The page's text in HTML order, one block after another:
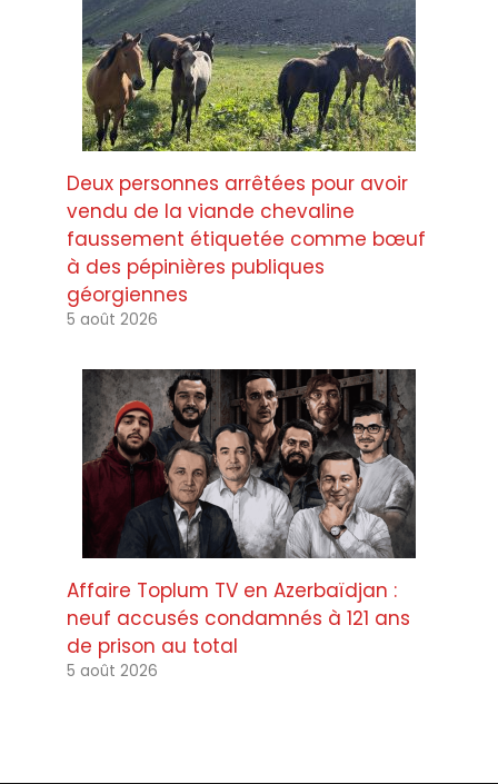
Deux personnes arrêtées pour avoir
vendu de la viande chevaline
faussement étiquetée comme bœuf
à des pépinières publiques
géorgiennes
5 août 2026
Affaire Toplum TV en Azerbaïdjan :
neuf accusés condamnés à 121 ans
de prison au total
5 août 2026